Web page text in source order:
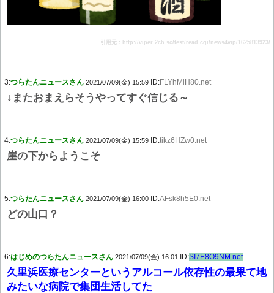
引用元：http://viper.2ch.sc/test/read.cgi/news4vip/1625813923/
3:つらたんニュースさん 2021/07/09(金) 15:59 ID:FLYhMlH80.net
↓またおまえらそうやってすぐ信じる～
4:つらたんニュースさん 2021/07/09(金) 15:59 ID:tikz6HZw0.net
崖の下からようこそ
5:つらたんニュースさん 2021/07/09(金) 16:00 ID:AFsk8h5E0.net
どの山口？
6:はじめのつらたんニュースさん 2021/07/09(金) 16:01 ID:SI7E8O9NM.net
久里浜医療センターというアルコール依存性の最果て地
みたいな病院で集団生活してた